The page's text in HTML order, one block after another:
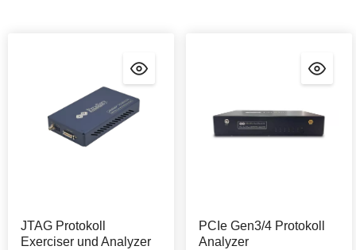
JTAG Protokoll
Exerciser und Analyzer
PCIe Gen3/4 Protokoll
Analyzer